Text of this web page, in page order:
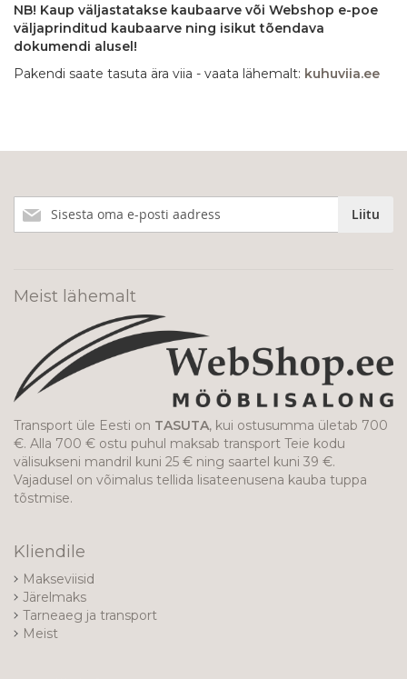
NB! Kaup väljastatakse kaubaarve või Webshop e-poe
väljaprinditud kaubaarve ning isikut tõendava
dokumendi alusel!
Pakendi saate tasuta ära viia - vaata lähemalt: kuhuviia.ee
meie
Liitu
Meist lähemalt
Transport üle Eesti on TASUTA, kui ostusumma ületab 700
€. Alla 700 € ostu puhul maksab transport Teie kodu
välisukseni mandril kuni 25 € ning saartel kuni 39 €.
Vajadusel on võimalus tellida lisateenusena kauba tuppa
tõstmise.
Kliendile
Makseviisid
Järelmaks
Tarneaeg ja transport
Meist